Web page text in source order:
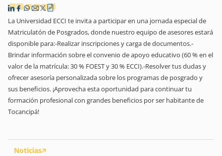
Noticias
La Universidad ECCI te invita a participar en una jornada especial de
Matriculatón de Posgrados, donde nuestro equipo de asesores estará
disponible para:-Realizar inscripciones y carga de documentos.-
Brindar información sobre el convenio de apoyo educativo (60 % en el
valor de la matrícula: 30 % FOEST y 30 % ECCI).-Resolver tus dudas y
ofrecer asesoría personalizada sobre los programas de posgrado y
sus beneficios. ¡Aprovecha esta oportunidad para continuar tu
formación profesional con grandes beneficios por ser habitante de
Tocancipá!